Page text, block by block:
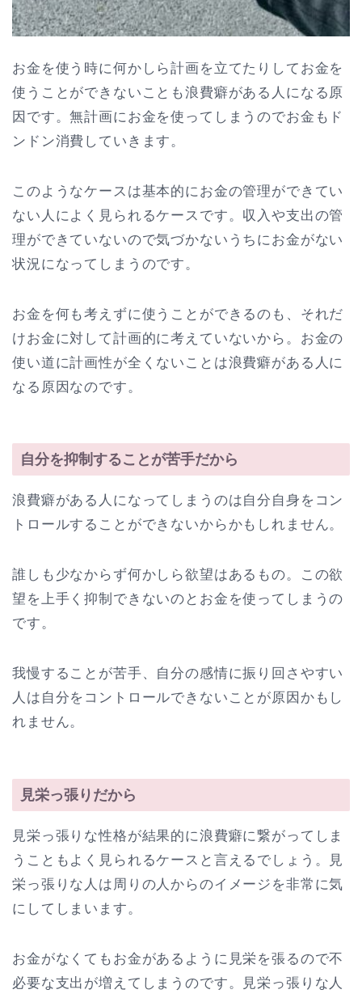
お金を使う時に何かしら計画を立てたりしてお金を
使うことができないことも浪費癖がある人になる原
因です。無計画にお金を使ってしまうのでお金もド
ンドン消費していきます。
このようなケースは基本的にお金の管理ができてい
ない人によく見られるケースです。収入や支出の管
理ができていないので気づかないうちにお金がない
状況になってしまうのです。
お金を何も考えずに使うことができるのも、それだ
けお金に対して計画的に考えていないから。お金の
使い道に計画性が全くないことは浪費癖がある人に
なる原因なのです。
自分を抑制することが苦手だから
浪費癖がある人になってしまうのは自分自身をコン
トロールすることができないからかもしれません。
誰しも少なからず何かしら欲望はあるもの。この欲
望を上手く抑制できないのとお金を使ってしまうの
です。
我慢することが苦手、自分の感情に振り回さやすい
人は自分をコントロールできないことが原因かもし
れません。
見栄っ張りだから
見栄っ張りな性格が結果的に浪費癖に繋がってしま
うこともよく見られるケースと言えるでしょう。見
栄っ張りな人は周りの人からのイメージを非常に気
にしてしまいます。
お金がなくてもお金があるように見栄を張るので不
必要な支出が増えてしまうのです。見栄っ張りな人